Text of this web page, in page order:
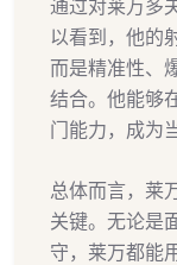
通过对莱万多
以看到，他的
而是精准性、
结合。他能够
门能力，成为
总体而言，莱
关键。无论是
守，莱万都能